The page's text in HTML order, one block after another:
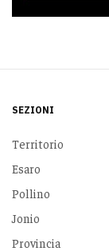
SEZIONI
Territorio
Esaro
Pollino
Jonio
Provincia